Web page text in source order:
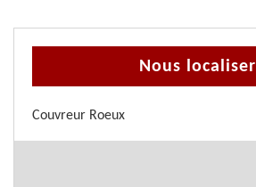
Nous localiser
Couvreur Roeux